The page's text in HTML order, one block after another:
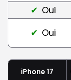
Oui
Oui
iPhone 17